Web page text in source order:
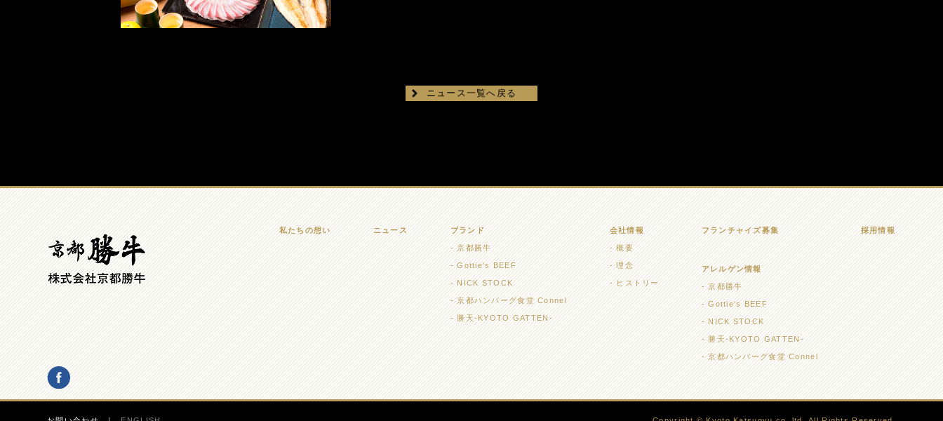
ニュース一覧へ戻る
私たちの想い ニュース ブランド
京都勝牛
Gottie's BEEF
NICK STOCK
京都ハンバーグ食堂 Connel
勝天-KYOTO GATTEN-
会社情報
概要
理念
ヒストリー
フランチャイズ募集
アレルゲン情報
京都勝牛
Gottie's BEEF
NICK STOCK
勝天-KYOTO GATTEN-
京都ハンバーグ食堂 Connel
採用情報